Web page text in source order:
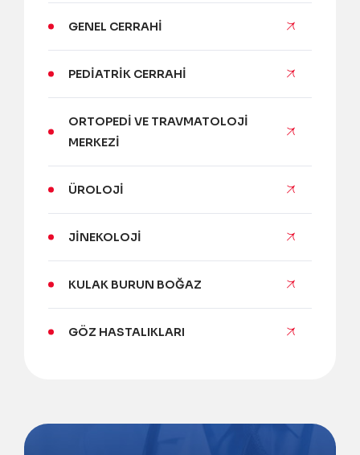
GENEL CERRAHI
PEDIATRIK CERRAHI
ORTOPEDI VE TRAVMATOLOJI
MERKEZI
ÜROLOJI
JINEKOLOJI
KULAK BURUN BOĞAZ
GÖZ HASTALIKLARI